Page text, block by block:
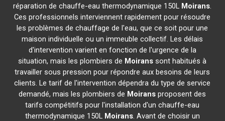
réparation de chauffe-eau thermodynamique 150L Moirans.
Ces professionnels interviennent rapidement pour résoudre
les problèmes de chauffage de l'eau, que ce soit pour une
maison individuelle ou un immeuble collectif. Les délais
d'intervention varient en fonction de l'urgence de la
situation, mais les plombiers de Moirans sont habitués à
travailler sous pression pour répondre aux besoins de leurs
clients. Le tarif de l'intervention dépendra du type de service
demandé, mais les plombiers de Moirans proposent des
tarifs compétitifs pour l'installation d'un chauffe-eau
thermodynamique 150L Moirans. Avant de choisir un